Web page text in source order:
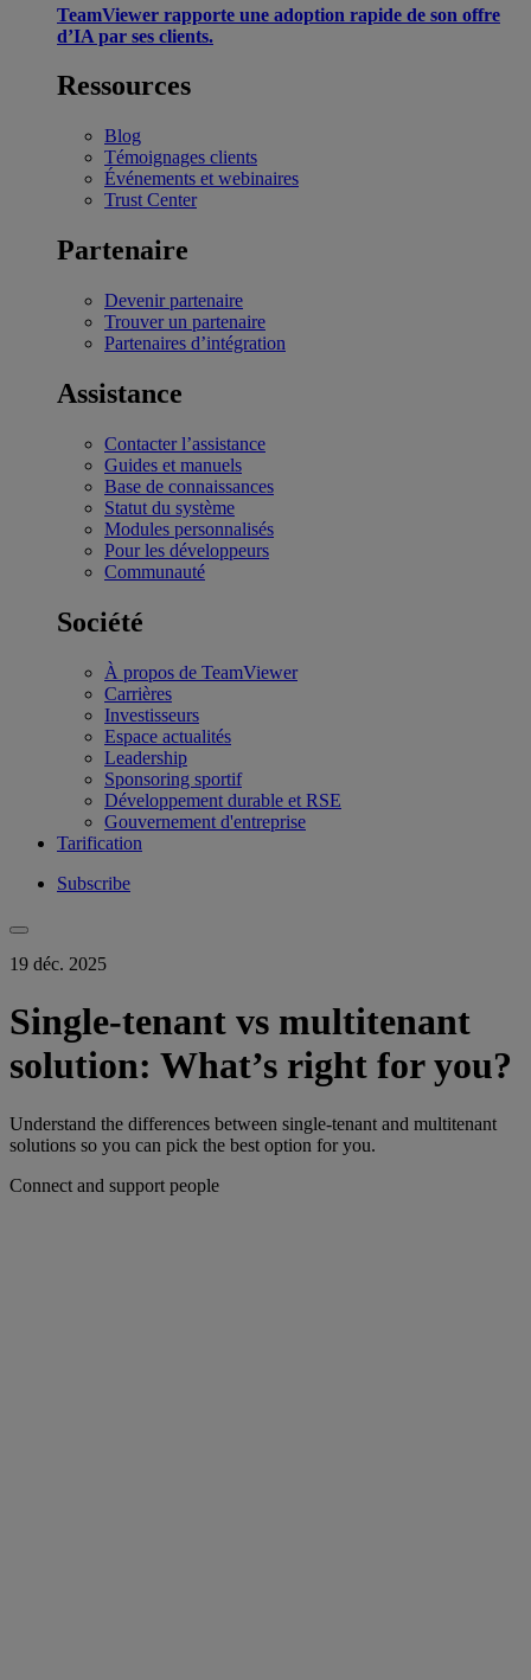
TeamViewer rapporte une adoption rapide de son offre
d’IA par ses clients.
Ressources
Blog
Témoignages clients
Événements et webinaires
Trust Center
Partenaire
Devenir partenaire
Trouver un partenaire
Partenaires d’intégration
Assistance
Contacter l’assistance
Guides et manuels
Base de connaissances
Statut du système
Modules personnalisés
Pour les développeurs
Communauté
Société
À propos de TeamViewer
Carrières
Investisseurs
Espace actualités
Leadership
Sponsoring sportif
Développement durable et RSE
Gouvernement d'entreprise
Tarification
Subscribe
19 déc. 2025
Single-tenant vs multitenant
solution: What’s right for you?
Understand the differences between single-tenant and multitenant
solutions so you can pick the best option for you.
Connect and support people